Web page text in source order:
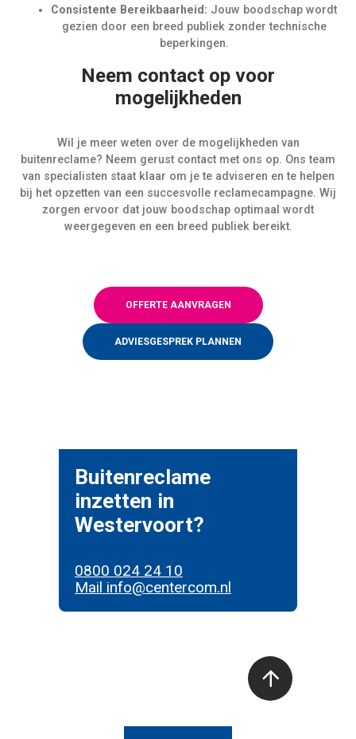
Consistente Bereikbaarheid: Jouw boodschap wordt
gezien door een breed publiek zonder technische
beperkingen.
Neem contact op voor
mogelijkheden
Wil je meer weten over de mogelijkheden van
buitenreclame? Neem gerust contact met ons op. Ons team
van specialisten staat klaar om je te adviseren en te helpen
bij het opzetten van een succesvolle reclamecampagne. Wij
zorgen ervoor dat jouw boodschap optimaal wordt
weergegeven en een breed publiek bereikt.
OFFERTE AANVRAGEN
ADVIESGESPREK PLANNEN
Buitenreclame
inzetten in
Westervoort?
0800 024 24 10
Mail info@centercom.nl